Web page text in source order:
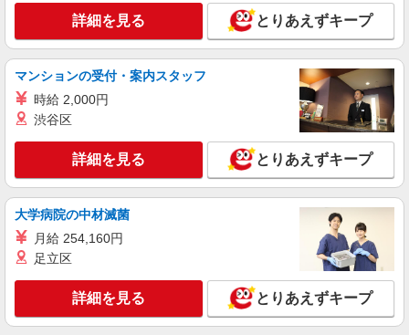
キープ 詳細を見る
株式会社kotrio /●MT-H-1854291
長野市▼デイサービスの看護師▼ラクラク業務
時給2000円〜 ＜日払い有/週払い有/交通費全
支給(ガソリン代含む)＞
長野県長野市
キープ 詳細を見る
派遣社員
長野市｜看護師さんのサポートスタッフ募集♪
医療行為なし
詳細を見る とりあえずキープ
マンションの受付・案内スタッフ
時給 2,000円
渋谷区
詳細を見る とりあえずキープ
大学病院の中材滅菌
月給 254,160円
足立区
詳細を見る とりあえずキープ